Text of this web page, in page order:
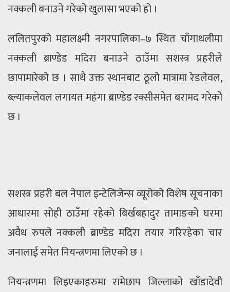
नक्कली बनाउने गरेको खुलासा भएको हो ।
ललितपुरको महालक्ष्मी नगरपालिका–७ स्थित चाँगाथलीमा
नक्कली ब्राण्डेड मदिरा बनाउने ठाउँमा सशस्त्र प्रहरीले
छापामारेको छ । साथै उक्त स्थानबाट ठूलो मात्रामा रेडलेवल,
ब्ल्याकलेवल लगायत महंगा ब्राण्डेड रक्सीसमेत बरामद गरेकोे
छ ।
सशस्त्र प्रहरी बल नेपाल इन्टेलिजेन्स व्यूरोको विशेष सूचनाका
आधारमा सोही ठाउँमा रहेको बिर्खबहादुर तामाङको घरमा
अवैध रुपले नक्कली ब्राण्डेड मदिरा तयार गरिरहेका चार
जनालाई समेत नियन्त्रणमा लिएको छ ।
नियन्त्रणमा लिइएकाहरुमा रामेछाप जिल्लाको खाँडादेवी